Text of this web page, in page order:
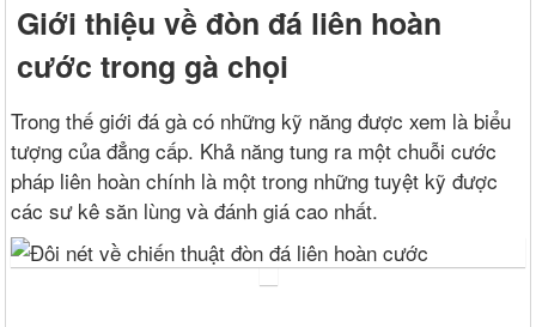
Giới thiệu về đòn đá liên hoàn
cước trong gà chọi
Trong thế giới đá gà có những kỹ năng được xem là biểu
tượng của đẳng cấp. Khả năng tung ra một chuỗi cước
pháp liên hoàn chính là một trong những tuyệt kỹ được
các sư kê săn lùng và đánh giá cao nhất.